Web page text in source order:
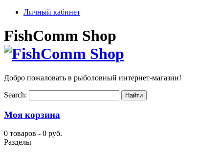
Личный кабинет
FishComm Shop
Добро пожаловать в рыболовный интернет-магазин!
Search:
Моя корзина
0 товаров - 0 руб.
Разделы